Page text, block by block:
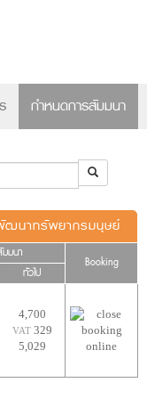
กำหนดการสัมมนา
นาทรัพยากรมนุษย์
มนา
Booking
ทั่วไป
4,700
VAT329
5,029